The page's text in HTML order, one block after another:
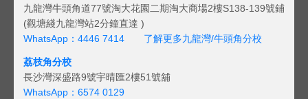
九龍灣牛頭角道77號淘大花園二期淘大商場2樓S138-139號鋪
(觀塘綫九龍灣站2分鐘直達 )
WhatsApp：4446 7414
了解更多九龍灣/牛頭角分校
荔枝角分校
長沙灣深盛路9號宇晴匯2樓51號舖
WhatsApp：6574 0129